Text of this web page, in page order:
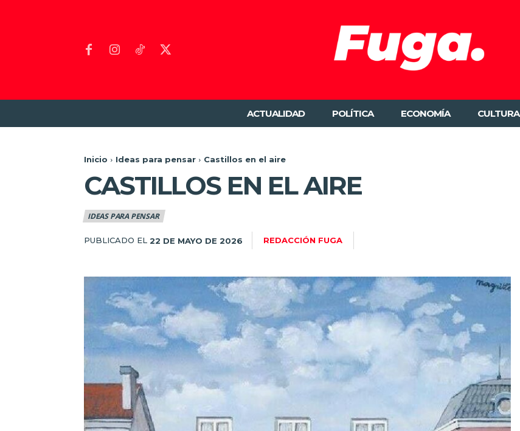
ACTUALIDAD POLÍTICA ECONOMÍA CULTURA
Inicio Ideas para pensar Castillos en el aire
CASTILLOS EN EL AIRE
IDEAS PARA PENSAR
PUBLICADO EL 22 DE MAYO DE 2026 REDACCIÓN FUGA